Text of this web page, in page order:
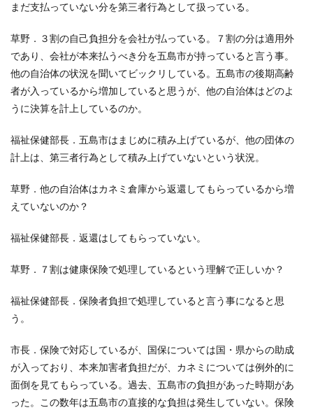
まだ支払っていない分を第三者行為として扱っている。
草野．３割の自己負担分を会社が払っている。７割の分は適用外
であり、会社が本来払うべき分を五島市が持っていると言う事。
他の自治体の状況を聞いてビックリしている。五島市の後期高齢
者が入っているから増加していると思うが、他の自治体はどのよ
うに決算を計上しているのか。
福祉保健部長．五島市はまじめに積み上げているが、他の団体の
計上は、第三者行為として積み上げていないという状況。
草野．他の自治体はカネミ倉庫から返還してもらっているから増
えていないのか？
福祉保健部長．返還はしてもらっていない。
草野．７割は健康保険で処理しているという理解で正しいか？
福祉保健部長．保険者負担で処理していると言う事になると思
う。
市長．保険で対応しているが、国保については国・県からの助成
が入っており、本来加害者負担だが、カネミについては例外的に
面倒を見てもらっている。過去、五島市の負担があった時期があ
った。この数年は五島市の直接的な負担は発生していない。保険